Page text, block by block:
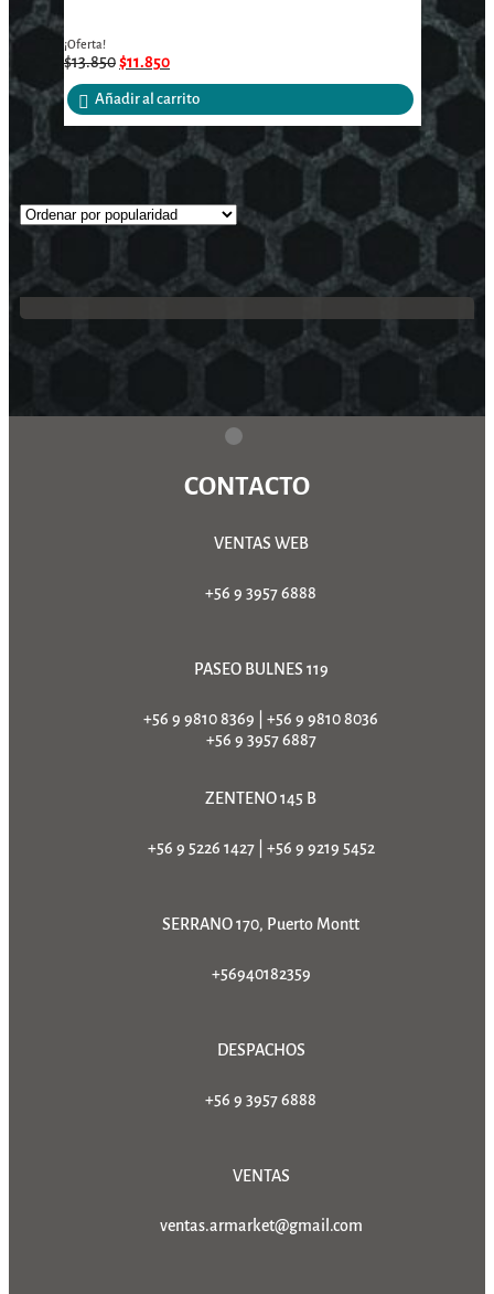
¡Oferta!
$13.850$11.850
Añadir al carrito
CONTACTO
VENTAS WEB
+56 9 3957 6888
PASEO BULNES 119
+56 9 9810 8369
+56 9 9810 8036
+56 9 3957 6887
ZENTENO 145 B
+56 9 5226 1427| +56 9 9219 5452
SERRANO 170, Puerto Montt
+56940182359
DESPACHOS
+56 9 3957 6888
VENTAS
ventas.armarket@gmail.com